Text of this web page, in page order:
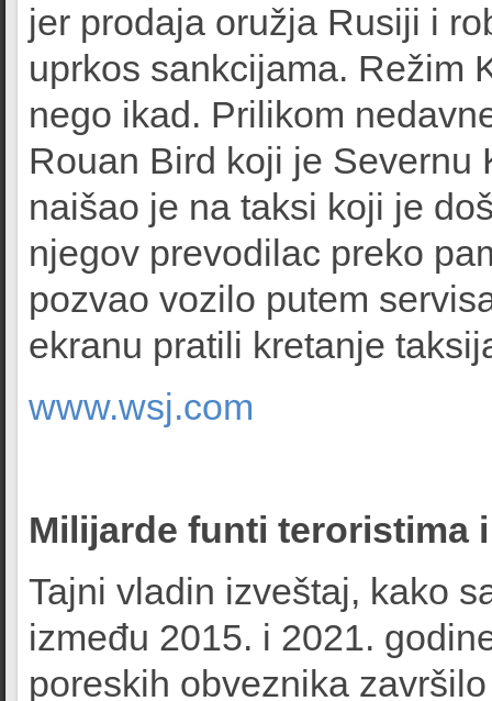
jer prodaja oružja Rusiji i
uprkos sankcijama. Režim
nego ikad. Prilikom
Rouan Bird koji je Severnu
naišao je na taksi koji je
njegov prevodilac preko
pozvao vozilo putem
ekranu pratili kretanje
www.wsj.com
Milijarde funti teroristima
Tajni vladin izveštaj, kako
između 2015. i 2021.
poreskih obveznika